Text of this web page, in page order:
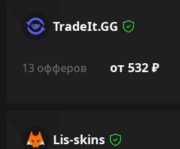
TradeIt.GG
13 офферов от 532 ₽
Lis-skins